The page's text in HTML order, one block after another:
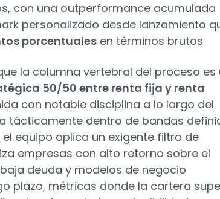
con una outperformance acumulada
personalizado desde lanzamiento
porcentuales en términos brutos
la columna vertebral del proceso es
50/50 entre renta fija y renta
con notable disciplina a lo largo del
tácticamente dentro de bandas
el equipo aplica un exigente filtro de
empresas con alto retorno sobre el
deuda y modelos de negocio
plazo, métricas donde la cartera